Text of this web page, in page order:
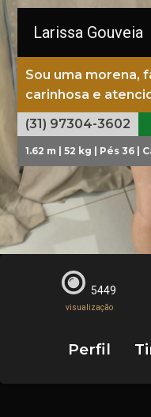
Larissa Gouveia
Sou uma morena,
carinhosa e
(31) 97304-3602
1.62 m | 52 kg | Pés 36 |
Perfil
5449
visualização